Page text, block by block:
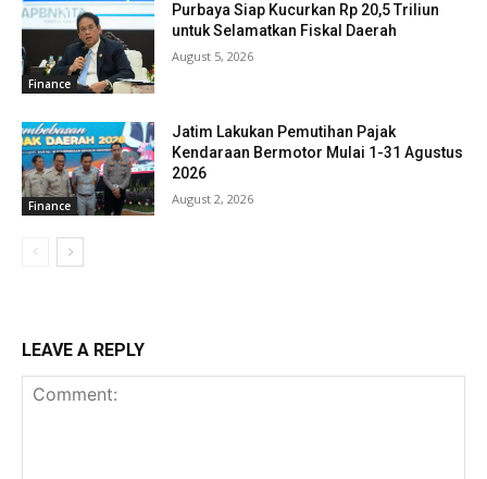
Finance
Purbaya Siap Kucurkan Rp 20,5 Triliun
untuk Selamatkan Fiskal Daerah
August 5, 2026
Finance
Jatim Lakukan Pemutihan Pajak
Kendaraan Bermotor Mulai 1-31 Agustus
2026
August 2, 2026
LEAVE A REPLY